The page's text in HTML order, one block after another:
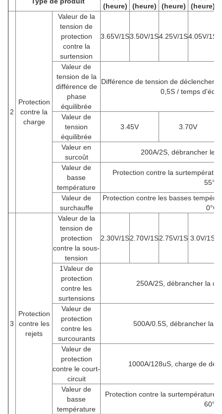
(heure)
(heure)
(heure)
(heure)
2
Protection
contre la
charge
Valeur de la
tension de
protection
contre la
surtension
3.65V/1S3.50V/1S4.25V/1S4.05V/1S
Valeur de
tension de la
différence de
phase
équilibrée
Différence de tension de
0,5S / temps
Valeur de
tension
équilibrée
3.45V 3.70V
Valeur en
surcoût
200A/2S, débrancher le
Valeur de
basse
température
Protection contre la
Valeur de
surchauffe
Protection contre les basses
0°C/
3
Protection
contre les
rejets
Valeur de la
tension de
protection
contre la sous-
tension
2.30V/1S2.70V/1S2.75V/1S 3.0V/1S
1Valeur de
protection
contre les
surtensions
250A/2S, débrancher la
Valeur de
protection
contre les
surcourants
500A/0.5S, débrancher la
Valeur de
protection
contre le court-
circuit
1000A/128uS, charge de
Valeur de
basse
température
Protection contre la surtempérature